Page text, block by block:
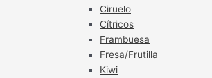
Ciruelo
Cítricos
Frambuesa
Fresa/Frutilla
Kiwi